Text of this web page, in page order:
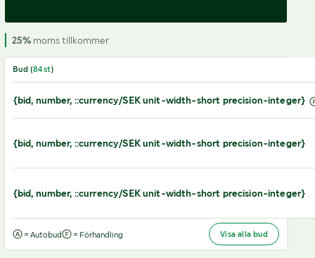
25%moms tillkommer
Bud (84st)
{bid, number, ::currency/SEK unit-width-short precision-integer}
{bid, number, ::currency/SEK unit-width-short precision-integer}
{bid, number, ::currency/SEK unit-width-short precision-integer}
= Autobud = Förhandling Visa alla bud